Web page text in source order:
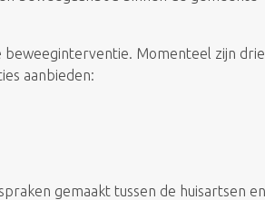
beweeginterventie. Momenteel zijn drie
aanbieden:
gemaakt tussen de huisartsen en